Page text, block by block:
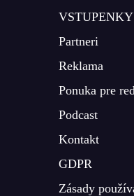
VSTUPENKY
Partneri
Reklama
Ponuka pre
Podcast
Kontakt
GDPR
Zásady